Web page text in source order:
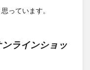
っています。
ラインショッ